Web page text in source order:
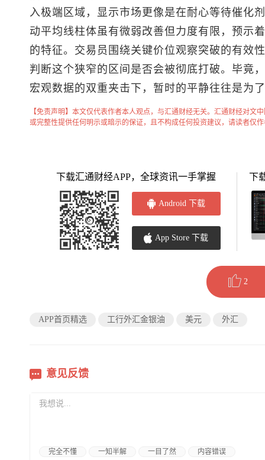
入极端区域，显示市场更像是在耐心等待催化
动平均线柱体虽有微弱改善但力度有限，预示
的特征。交易员围绕关键价位观察突破的有效
判断这个狭窄的区间是否会被彻底打破。毕竟
宏观数据的双重夹击下，暂时的平静往往是为
【免责声明】本文仅代表作者本人观点，与汇通财经无关。汇通财经对文
或完整性提供任何明示或暗示的保证，且不构成任何投资建议，请读者仅
下载汇通财经APP，全球资讯一手掌握
Android 下载
App Store 下载
下
2
APP首页精选 工行外汇金银油 美元 外汇
意见反馈
完全不懂 一知半解 一目了然 内容错误